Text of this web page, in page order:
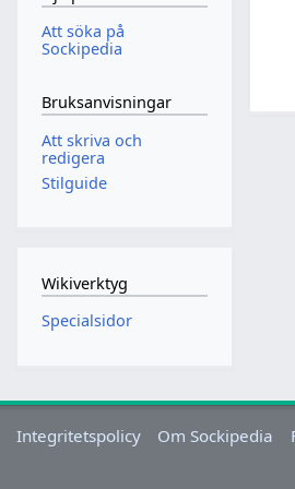
Att söka på
Sockipedia
Bruksanvisningar
Att skriva och
redigera
Stilguide
Wikiverktyg
Specialsidor
Integritetspolicy Om Sockipedia